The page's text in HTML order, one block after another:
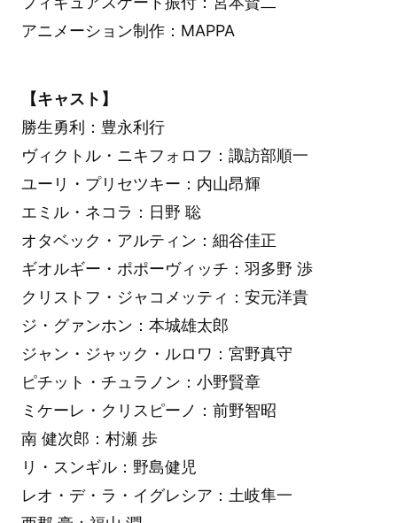
アニメーション制作：MAPPA
【キャスト】
勝生勇利：豊永利行
ヴィクトル・ニキフォロフ：諏訪部順一
ユーリ・プリセツキー：内山昂輝
エミル・ネコラ：日野 聡
オタベック・アルティン：細谷佳正
ギオルギー・ポポーヴィッチ：羽多野 渉
クリストフ・ジャコメッティ：安元洋貴
ジ・グァンホン：本城雄太郎
ジャン・ジャック・ルロワ：宮野真守
ピチット・チュラノン：小野賢章
ミケーレ・クリスピーノ：前野智昭
南 健次郎：村瀬 歩
リ・スンギル：野島健児
レオ・デ・ラ・イグレシア：土岐隼一